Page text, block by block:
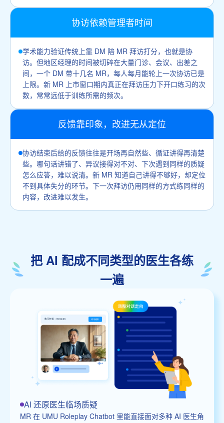
协访依赖管理者时间
学术能力验证传统上靠 DM 陪 MR 拜访打分，也就是协
访。但地区经理的时间被切碎在大量门诊、会议、出差之
间，一个 DM 带十几名 MR，每人每月能轮上一次协访已是
上限。新 MR 上市窗口期内真正在拜访压力下开口练习的次
数，常常远低于训练所需的频次。
反馈靠印象，改进无从定位
协访结束后给的反馈往往是开场再自然些、循证讲得再清楚
些。哪句话讲错了、异议接得对不对、下次遇到同样的质疑
怎么应答，难以说清。新 MR 知道自己讲得不够好，却定位
不到具体失分的环节。下一次拜访仍用同样的方式练同样的
内容，改进难以发生。
把 AI 配成不同类型的医生各练
一遍
AI 还原医生临场质疑
MR 在 UMU Roleplay Chatbot 里能直接面对多种 AI 医生角